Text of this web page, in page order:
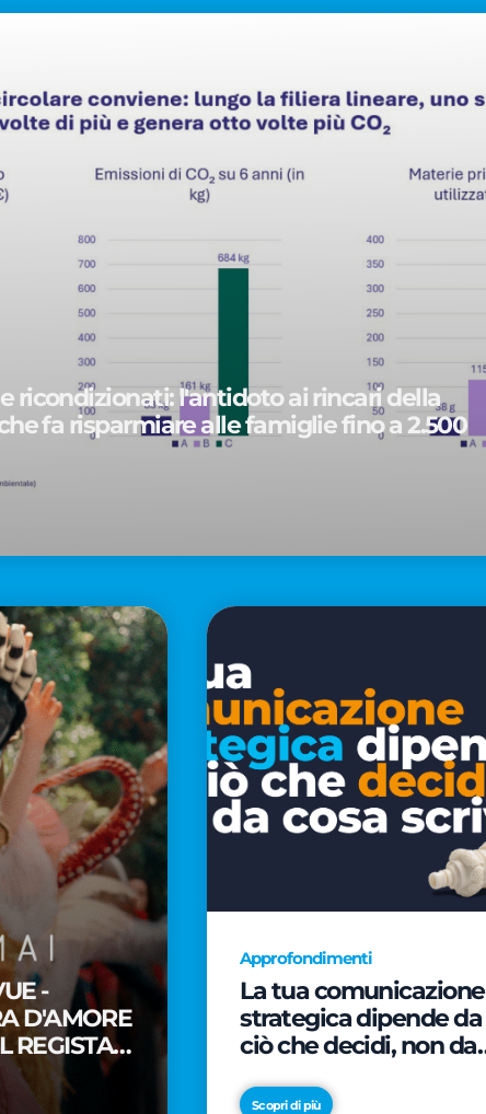
ricondizionati: l'antidoto ai rincari della
fa risparmiare alle famiglie fino a 2.500
-
D'AMORE
REGISTA
Approfondimenti
La tua comunicazione
strategica dipende da
ciò che decidi, non da
Scopri di più